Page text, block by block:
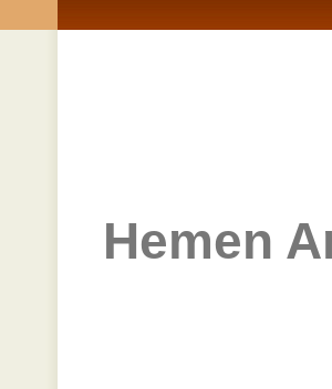
Hemen